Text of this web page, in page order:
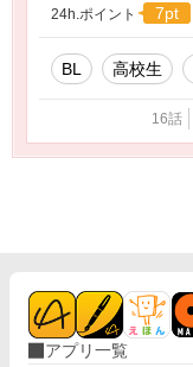
24h.ポイント 7pt
BL 高校生
16話
アプリ一覧